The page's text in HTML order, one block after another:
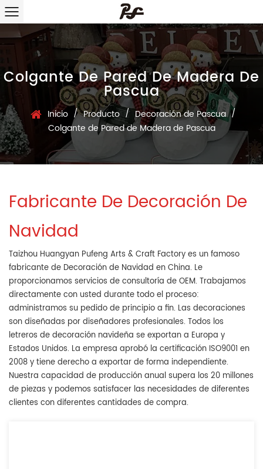
Colgante De Pared De Madera De
Pascua
Inicio / Producto / Decoración de Pascua /
Colgante de Pared de Madera de Pascua
Fabricante De Decoración De
Navidad
Taizhou Huangyan Pufeng Arts & Craft Factory es un famoso
fabricante de Decoración de Navidad en China. Le
proporcionamos servicios de consultoría de OEM. Trabajamos
directamente con usted durante todo el proceso:
administramos su pedido de principio a fin. Las decoraciones
son diseñadas por diseñadores profesionales. Todos los
letreros de decoración navideña se exportan a Europa y
Estados Unidos. La empresa aprobó la certificación ISO9001 en
2008 y tiene derecho a exportar de forma independiente.
Nuestra capacidad de producción anual supera los 20 millones
de piezas y podemos satisfacer las necesidades de diferentes
clientes con diferentes cantidades de compra.